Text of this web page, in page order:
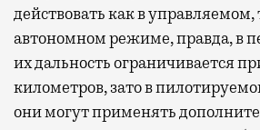
действовать как в управляемом,
автономном режиме, правда, в
их дальность ограничивается
километров, зато в
они могут применять